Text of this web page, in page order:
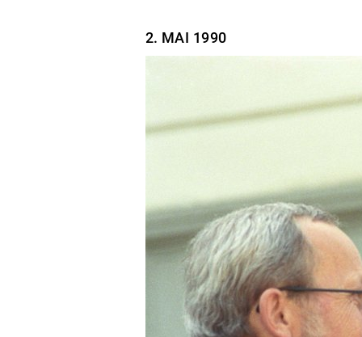
2. MAI 1990